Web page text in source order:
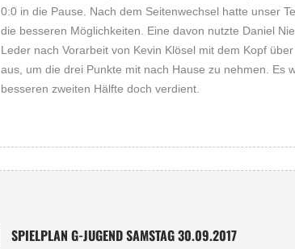
0:0 in die Pause. Nach dem Seitenwechsel hatte unser
die besseren Möglichkeiten. Eine davon nutzte Daniel
Leder nach Vorarbeit von Kevin Klösel mit dem Kopf
aus, um die drei Punkte mit nach Hause zu nehmen. Es
besseren zweiten Hälfte doch verdient.
SPIELPLAN G-JUGEND SAMSTAG 30.09.2017